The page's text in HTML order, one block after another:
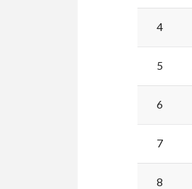
4
5
6
7
8